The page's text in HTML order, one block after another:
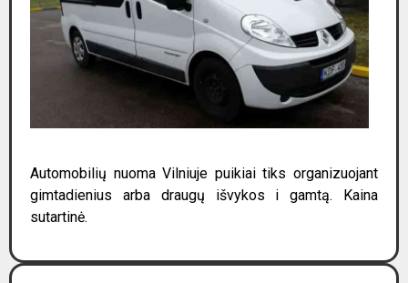
Automobilių nuoma Vilniuje puikiai tiks organizuojant
gimtadienius arba draugų išvykos i gamtą. Kaina
sutartinė.